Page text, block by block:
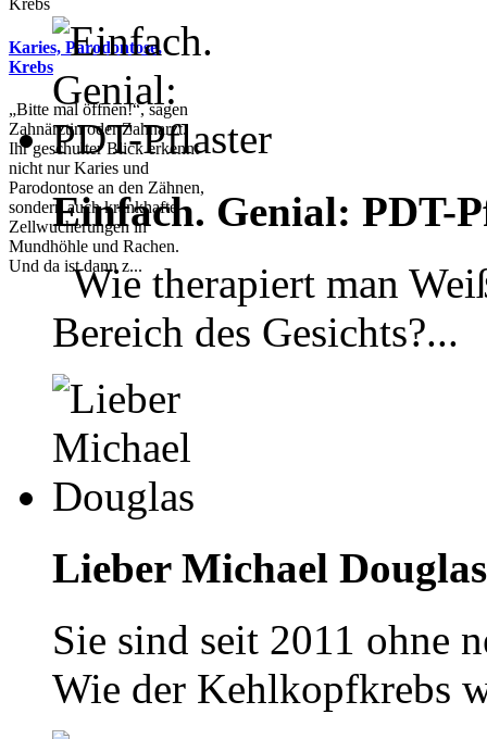
Karies, Parodontose,
Krebs
„Bitte mal öffnen!“, sagen
Zahnärztin oder Zahnarzt.
Ihr geschulter Blick erkennt
nicht nur Karies und
Parodontose an den Zähnen,
sondern auch krankhafte
Zellwucherungen in
Mundhöhle und Rachen.
Und da ist dann z...
Einfach. Genial: PDT-
Wie therapiert man
Bereich des Gesichts?...
Lieber Michael Douglas
Sie sind seit 2011 ohne
Wie der Kehlkopfkrebs